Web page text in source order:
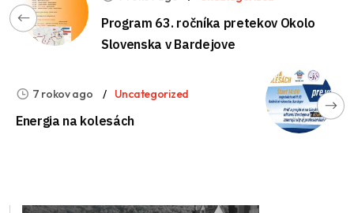
Program 63. ročníka pretekov Okolo
Slovenska v Bardejove
7 rokov ago Uncategorized
Energia na kolesách